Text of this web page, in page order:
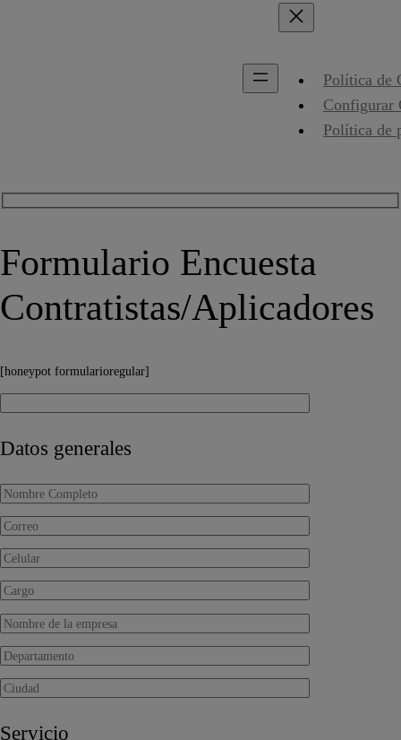
Política de
Configurar
Política de
Formulario Encuesta
Contratistas/Aplicadores
[honeypot formularioregular]
Datos generales
Servicio